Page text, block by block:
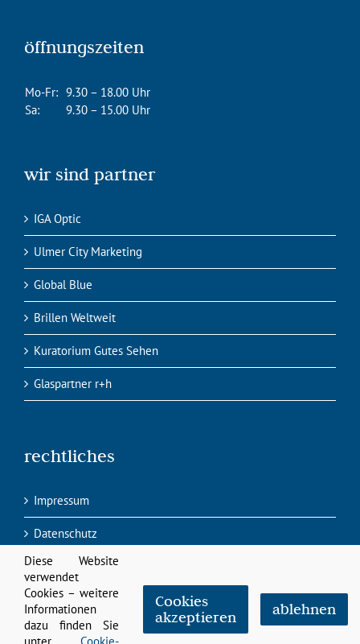
öffnungszeiten
Mo-Fr: 9.30 – 18.00 Uhr
Sa:
9.30 – 15.00 Uhr
wir sind partner
IGA Optic
Ulmer City Marketing
Global Blue
Brillen Weltweit
Kuratorium Gutes Sehen
Glaspartner r+h
rechtliches
Impressum
Datenschutz
©2026 Nutzen Sie unsere sozialen Kontakte:
Diese Website
verwendet
Cookies – weitere
Informationen
dazu finden Sie
Cookies
akzeptieren
ablehnen